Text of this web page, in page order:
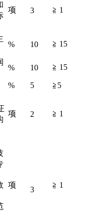
项 3 ≧ 1
% 10 ≧ 15
% 10 ≧ 15
% 5 ≧5
项 2 ≧ 1
项
3
≧ 1